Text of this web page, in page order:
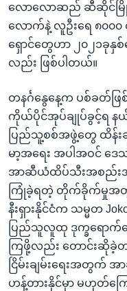
လောလောဆည် ဆီဆိုင်မြို့န
လောက်နဲ့ လူဦးရေ ၈၀၀၀
ရှောင်တွေဟာ ၂၀၂၁ခု
လည်း ဖြစ်ပါတယ်။
တနင်္ဂနွေနေ့က ပစ်ခတ်ဖြ
ကိုယ်ပိုင်အုပ်ချုပ်ခွင့်ရ နယ်မ
ပြည်သူ့စစ်အဖွဲ့တွေ ထိန်းခ
မာ့အရေး အပါအဝင် ဒ
အာဆီယံထိပ်သီးအစည်းအ
ကြုံခဲ့ရတဲ့ တိုက်ခိုက်မှုအ
နီးရှားနိုင်ငံက သမ္မတ
ပြည်သူလူထု ဒုက္ခရော
ကြဖို့လည်း တောင်းဆိုခဲ့တ
ငြိမ်းချမ်းရေးအတွက်
ဟန့်တားနိုင်မှာ မဟုတ်ကြ